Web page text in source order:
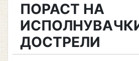
ПОРАСТ НА
ДОСТРЕЛИ